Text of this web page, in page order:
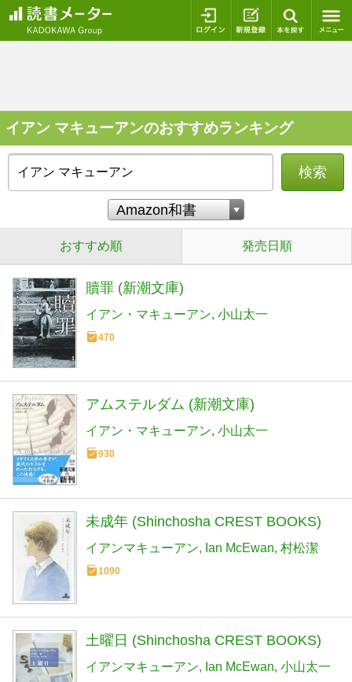
ログイン 新規登録
イアン マキューアンのおすすめランキング
検索
おすすめ順 発売日順
贖罪 (新潮文庫)
イアン・マキューアン 小山太一
470
アムステルダム (新潮文庫)
イアン・マキューアン 小山太一
930
未成年 (Shinchosha CREST BOOKS)
イアンマキューアン Ian McEwan 村松潔
1090
土曜日 (Shinchosha CREST BOOKS)
イアンマキューアン Ian McEwan 小山太一